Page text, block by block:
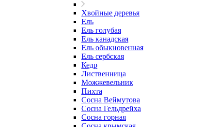
Хвойные деревья
Ель
Ель голубая
Ель канадская
Ель обыкновенная
Ель сербская
Кедр
Лиственница
Можжевельник
Пихта
Сосна Веймутова
Сосна Гельдрейха
Сосна горная